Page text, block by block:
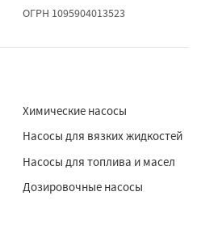
ОГРН 1095904013523
Химические насосы
Насосы для вязких жидкостей
Насосы для топлива и масел
Дозировочные насосы